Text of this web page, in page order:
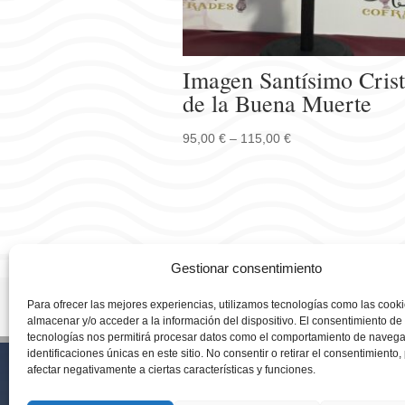
Gestionar consentimiento
Para ofrecer las mejores experiencias, utilizamos tecnologías como las
almacenar y/o acceder a la información del dispositivo. El consentimiento de
tecnologías nos permitirá procesar datos como el comportamiento de
identificaciones únicas en este sitio. No consentir o retirar el consentimiento,
afectar negativamente a ciertas características y funciones.
Imagen Santísimo
de la Buena Muerte
95,00 €– 115,00 €
Atención al Cliente
Cádiz – España